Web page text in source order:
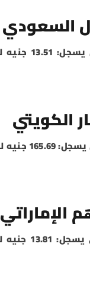
السعودي
الكويتي
الإماراتي